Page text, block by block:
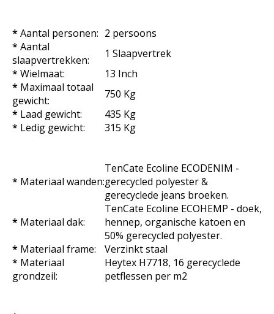
* Aantal personen: 2 persoons
* Aantal
slaapvertrekken:
1 Slaapvertrek
* Wielmaat:
13 Inch
* Maximaal totaal
gewicht:
750 Kg
* Laad gewicht:
435 Kg
* Ledig gewicht: 315 Kg
* Materiaal wanden:
TenCate Ecoline ECODENIM -
gerecycled polyester &
gerecyclede jeans broeken.
* Materiaal dak:
TenCate Ecoline ECOHEMP - doek,
hennep, organische katoen en
50% gerecycled polyester.
* Materiaal frame:
Verzinkt staal
* Materiaal
grondzeil:
Heytex H7718, 16 gerecyclede
petflessen per m2